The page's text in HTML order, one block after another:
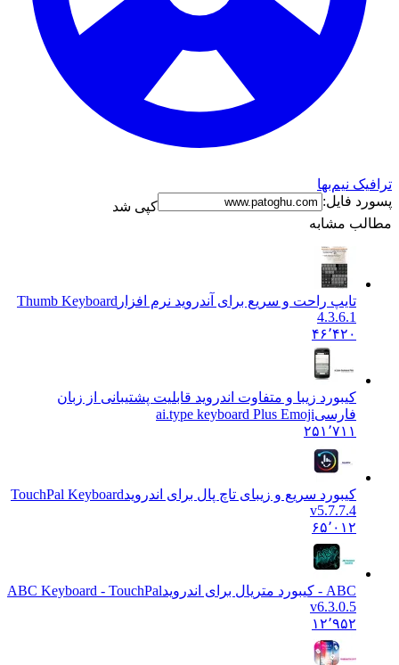
ترافیک نیم‌بها
پسورد فایل:
کپی شد
مطالب مشابه
تایپ راحت و سریع برای آندروید نرم افزار Thumb Keyboard
4.3.6.1
۴۶٬۴۲۰
کیبورد زیبا و متفاوت اندروید قابلیت پشتیبانی از زبان
فارسیai.type keyboard Plus Emoji
۲۵۱٬۷۱۱
کیبورد سریع و زیبای تاچ پال برای اندرویدTouchPal Keyboard
v5.7.7.4
۶۵٬۰۱۲
ABC - کیبورد متریال برای اندروید
ABC Keyboard - TouchPal
v6.3.0.5
۱۲٬۹۵۲